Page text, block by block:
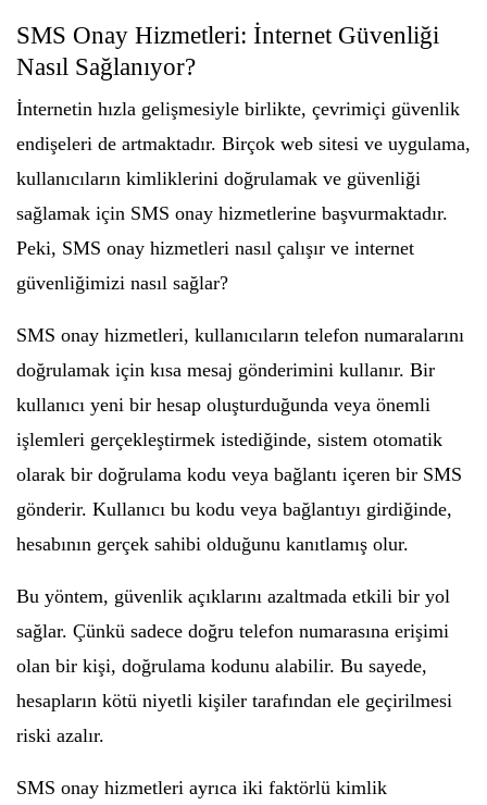
SMS Onay Hizmetleri: İnternet Güvenliği
Nasıl Sağlanıyor?
İnternetin hızla gelişmesiyle birlikte, çevrimiçi güvenlik
endişeleri de artmaktadır. Birçok web sitesi ve uygulama,
kullanıcıların kimliklerini doğrulamak ve güvenliği
sağlamak için SMS onay hizmetlerine başvurmaktadır.
Peki, SMS onay hizmetleri nasıl çalışır ve internet
güvenliğimizi nasıl sağlar?
SMS onay hizmetleri, kullanıcıların telefon numaralarını
doğrulamak için kısa mesaj gönderimini kullanır. Bir
kullanıcı yeni bir hesap oluşturduğunda veya önemli
işlemleri gerçekleştirmek istediğinde, sistem otomatik
olarak bir doğrulama kodu veya bağlantı içeren bir SMS
gönderir. Kullanıcı bu kodu veya bağlantıyı girdiğinde,
hesabının gerçek sahibi olduğunu kanıtlamış olur.
Bu yöntem, güvenlik açıklarını azaltmada etkili bir yol
sağlar. Çünkü sadece doğru telefon numarasına erişimi
olan bir kişi, doğrulama kodunu alabilir. Bu sayede,
hesapların kötü niyetli kişiler tarafından ele geçirilmesi
riski azalır.
SMS onay hizmetleri ayrıca iki faktörlü kimlik